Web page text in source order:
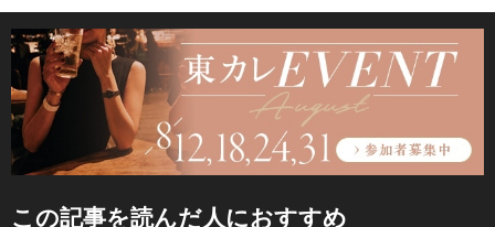
この記事を読んだ人におすすめ